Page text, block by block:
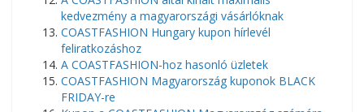
kedvezmény a magyarországi vásárlóknak
COASTFASHION Hungary kupon hírlevél
feliratkozáshoz
A COASTFASHION-hoz hasonló üzletek
COASTFASHION Magyarország kuponok BLACK
FRIDAY-re